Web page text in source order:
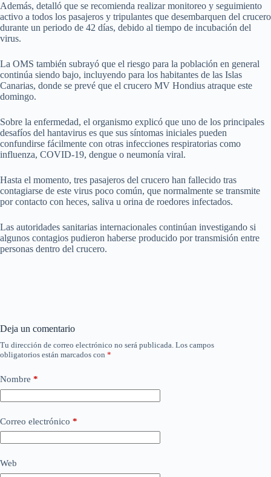
Además, detalló que se recomienda realizar monitoreo y seguimiento
activo a todos los pasajeros y tripulantes que desembarquen del crucero
durante un periodo de 42 días, debido al tiempo de incubación del
virus.
La OMS también subrayó que el riesgo para la población en general
continúa siendo bajo, incluyendo para los habitantes de las Islas
Canarias, donde se prevé que el crucero MV Hondius atraque este
domingo.
Sobre la enfermedad, el organismo explicó que uno de los principales
desafíos del hantavirus es que sus síntomas iniciales pueden
confundirse fácilmente con otras infecciones respiratorias como
influenza, COVID-19, dengue o neumonía viral.
Hasta el momento, tres pasajeros del crucero han fallecido tras
contagiarse de este virus poco común, que normalmente se transmite
por contacto con heces, saliva u orina de roedores infectados.
Las autoridades sanitarias internacionales continúan investigando si
algunos contagios pudieron haberse producido por transmisión entre
personas dentro del crucero.
Deja un comentario
Tu dirección de correo electrónico no será publicada. Los campos
obligatorios están marcados con *
Nombre *
Correo electrónico *
Web